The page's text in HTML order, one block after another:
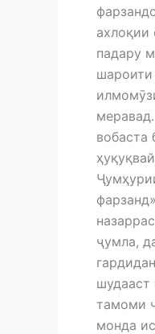
ахлоқии
падару
вобаста
ҷумла,
шудааст
тамоми
монда